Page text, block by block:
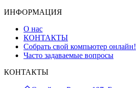
ИНФОРМАЦИЯ
О нас
КОНТАКТЫ
Собрать свой компьютер онлайн!
Часто задаваемые вопросы
КОНТАКТЫ